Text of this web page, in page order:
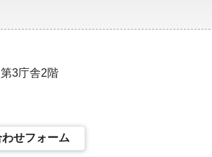
3庁舎2階
せフォーム